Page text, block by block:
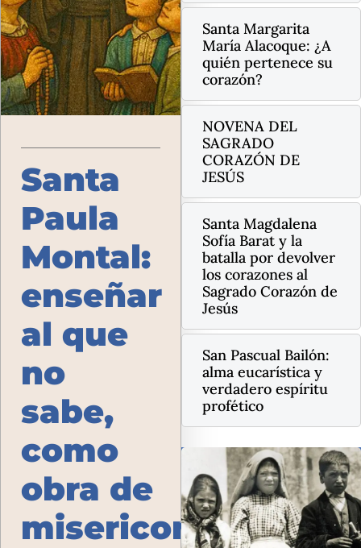
Santa
Paula
Montal:
enseñar
al que
no
sabe,
como
obra de
misericordia
Santa Margarita
María Alacoque: ¿A
quién pertenece su
corazón?
NOVENA DEL
SAGRADO
CORAZÓN DE
JESÚS
Santa Magdalena
Sofía Barat y la
batalla por devolver
los corazones al
Sagrado Corazón de
Jesús
San Pascual Bailón:
alma eucarística y
verdadero espíritu
profético